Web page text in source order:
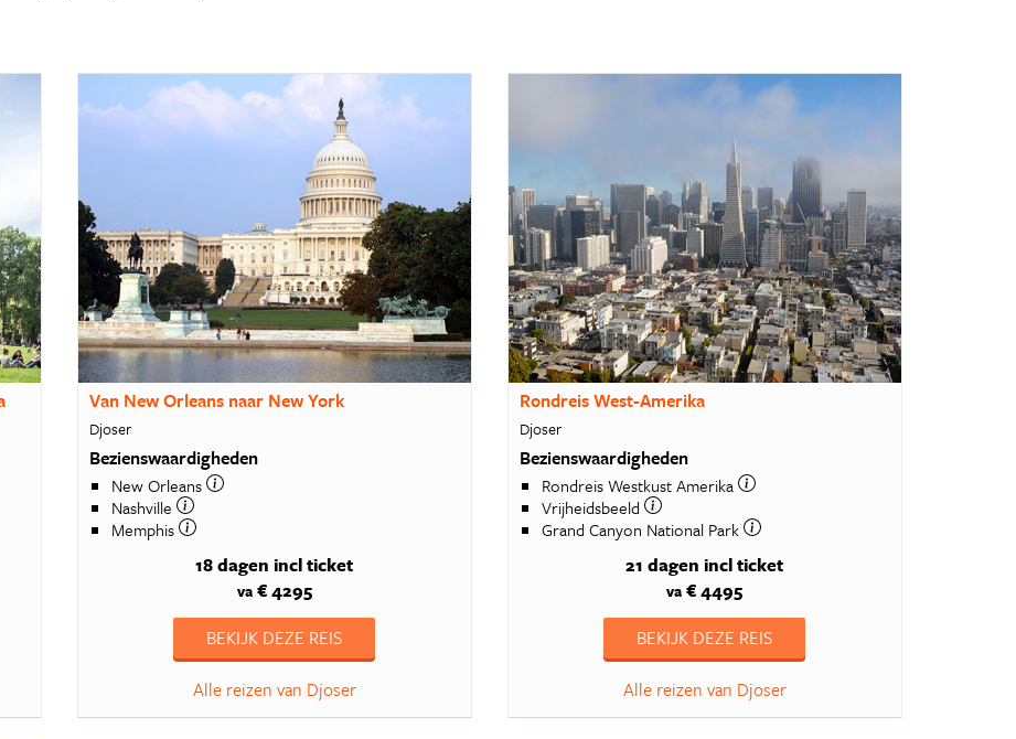
Van New Orleans naar New York
Djoser
Bezienswaardigheden
New Orleans
Nashville
Memphis
18 dagen incl ticket
va€ 4295
BEKIJK DEZE REIS
Alle reizen van Djoser
Rondreis West-Amerika
Djoser
Bezienswaardigheden
Rondreis Westkust Amerika
Vrijheidsbeeld
Grand Canyon National Park
21 dagen incl ticket
va € 4495
BEKIJK DEZE REIS
Alle reizen van Djoser